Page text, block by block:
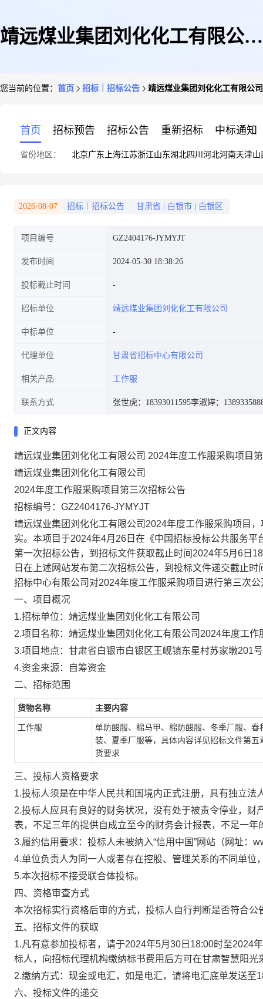
靖远煤业集团刘化化工有限公司
您当前的位置： 首页 招标｜招标公告 靖远煤业集团刘化化工有限公
首页 招标预告 招标公告 重新招标 中标通知
省份地区： 北京广东 上海江苏浙江山东湖北四川 河北河南天津山
2026-08-07 招标｜招标公告 甘肃省 白银市 白银区
项目编号 GZ2404176-JYMYJT
发布时间 2024-05-30 18:38:26
投标截止时间
招标单位 靖远煤业集团刘化化工有限公司
中标单位
代理单位 甘肃省招标中心有限公司
相关产品 工作服
联系方式 张世虎：18393011595李淑婷：
正文内容
靖远煤业集团刘化化工有限公司 2024年度工作服采购项目
靖远煤业集团刘化化工有限公司
2024年度工作服采购项目第三次招标公告
招标编号： GZ2404176-JYMYJT
靖远煤业集团刘化化工有限公司 2024年度工作服采购项目
实。 本项目于2024年4月 26 日在《中国招标投标公共服务
第一次招标公告，到招标文件获取截止时间 2024年5月 6 日
日在上述网站发布第二次招标公告，到投标文件递交截止时
招标中心有限公司对2024年度工作服采购项目进行第三次公
一、项目概况
1.招标单位：靖远煤业集团刘化化工有限公司
2.项目名称：靖远煤业集团刘化化工有限公司 2024年度工作
3.项目地点：甘肃省白银市白银区王岘镇东星村苏家墩201号
4.资金来源：自筹资金
二、 招标范围
货物名称 主要内容
工作服
单防酸服、棉马甲、棉防酸服、冬季厂服、春
装、夏季厂服等，具体内容详见招标文件第五
货要求
三、投标人资格要求
1.投标人须是在中华人民共和国境内正式注册，具有独立法
2.投标人应具有良好的财务状况，没有处于被责令停业，
表，不足三年的提供自成立至今的财务会计报表，不足一
3.履约信用要求：投标人未被纳入“信用中国”网站（网址：
4.单位负责人为同一人或者存在控股、管理关系的不同单
5.本次招标不接受联合体投标。
四、资格审查方式
本次招标实行资格后审的方式，投标人自行判断是否符合公
五、招标文件的获取
1.凡有意参加投标者，请于2024年5月 30 日 18:00时至2024年
标人，向招标代理机构缴纳标书费用后方可在甘肃智慧阳光
2.缴纳方式：现金或电汇，如是电汇，请将电汇底单发送至
六、投标文件的递交